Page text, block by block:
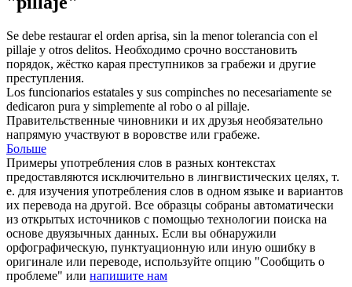
Se debe restaurar el orden aprisa, sin la menor tolerancia con el
pillaje y otros delitos. Необходимо срочно восстановить
порядок, жёстко карая преступников за грабежи и другие
преступления.
Los funcionarios estatales y sus compinches no necesariamente se
dedicaron pura y simplemente al robo o al pillaje.
Правительственные чиновники и их друзья необязательно
напрямую участвуют в воровстве или грабеже.
Больше
Примеры употребления слов в разных контекстах
предоставляются исключительно в лингвистических целях, т.
е. для изучения употребления слов в одном языке и вариантов
их перевода на другой. Все образцы собраны автоматически
из открытых источников с помощью технологии поиска на
основе двуязычных данных. Если вы обнаружили
орфографическую, пунктуационную или иную ошибку в
оригинале или переводе, используйте опцию "Сообщить о
проблеме" или напишите нам